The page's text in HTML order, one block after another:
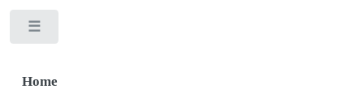
Home